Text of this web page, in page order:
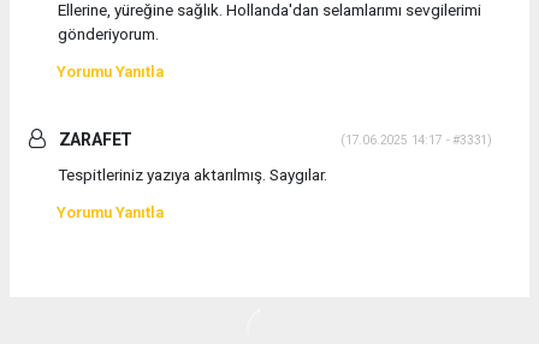
Ellerine, yüreğine sağlık. Hollanda'dan selamlarımı sevgilerimi
gönderiyorum.
Yorumu Yanıtla
ZARAFET (17.06.2025 14:17 - #3331)
Tespitleriniz yazıya aktarılmış. Saygılar.
Yorumu Yanıtla